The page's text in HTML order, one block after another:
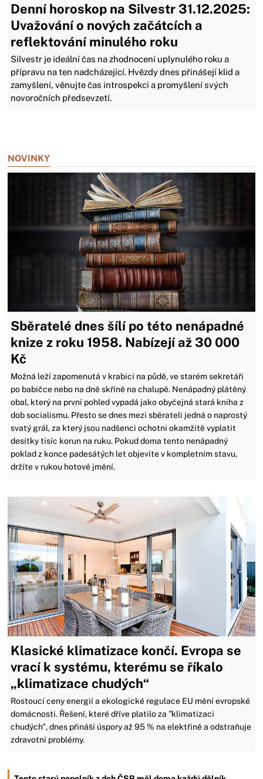
Denní horoskop na Silvestr 31.12.2025:
Uvažování o nových začátcích a
reflektování minulého roku
Silvestr je ideální čas na zhodnocení uplynulého roku a
přípravu na ten nadcházející. Hvězdy dnes přinášejí klid a
zamyšlení, věnujte čas introspekci a promyšlení svých
novoročních předsevzetí.
NOVINKY
Sběratelé dnes šílí po této nenápadné
knize z roku 1958. Nabízejí až 30 000
Kč
Možná leží zapomenutá v krabici na půdě, ve starém sekretáři
po babičce nebo na dně skříně na chalupě. Nenápadný plátěný
obal, který na první pohled vypadá jako obyčejná stará kniha z
dob socialismu. Přesto se dnes mezi sběrateli jedná o naprostý
svatý grál, za který jsou nadšenci ochotni okamžitě vyplatit
desítky tisíc korun na ruku. Pokud doma tento nenápadný
poklad z konce padesátých let objevíte v kompletním stavu,
držíte v rukou hotové jmění.
Klasické klimatizace končí. Evropa se
vrací k systému, kterému se říkalo
„klimatizace chudých“
Rostoucí ceny energií a ekologické regulace EU mění evropské
domácnosti. Řešení, které dříve platilo za "klimatizaci
chudých", dnes přináší úspory až 95 % na elektřině a odstraňuje
zdravotní problémy.